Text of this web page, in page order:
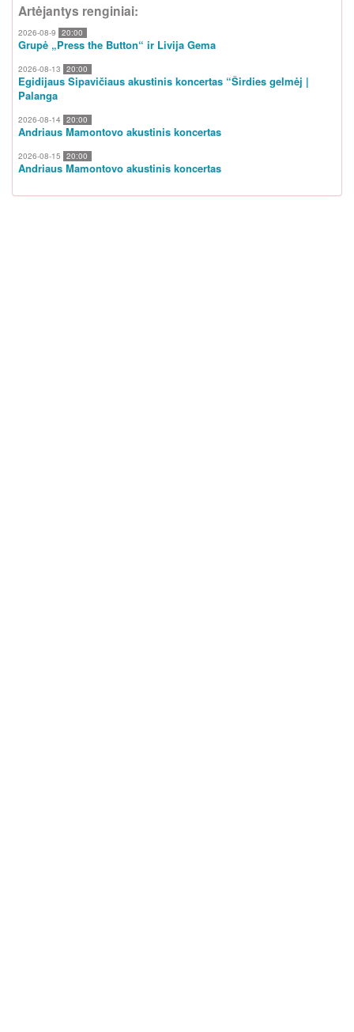
Artėjantys renginiai:
2026-08-9 20:00
Grupė „Press the Button“ ir Livija Gema
2026-08-13 20:00
Egidijaus Sipavičiaus akustinis koncertas “Širdies gelmėj |
Palanga
2026-08-14 20:00
Andriaus Mamontovo akustinis koncertas
2026-08-15 20:00
Andriaus Mamontovo akustinis koncertas